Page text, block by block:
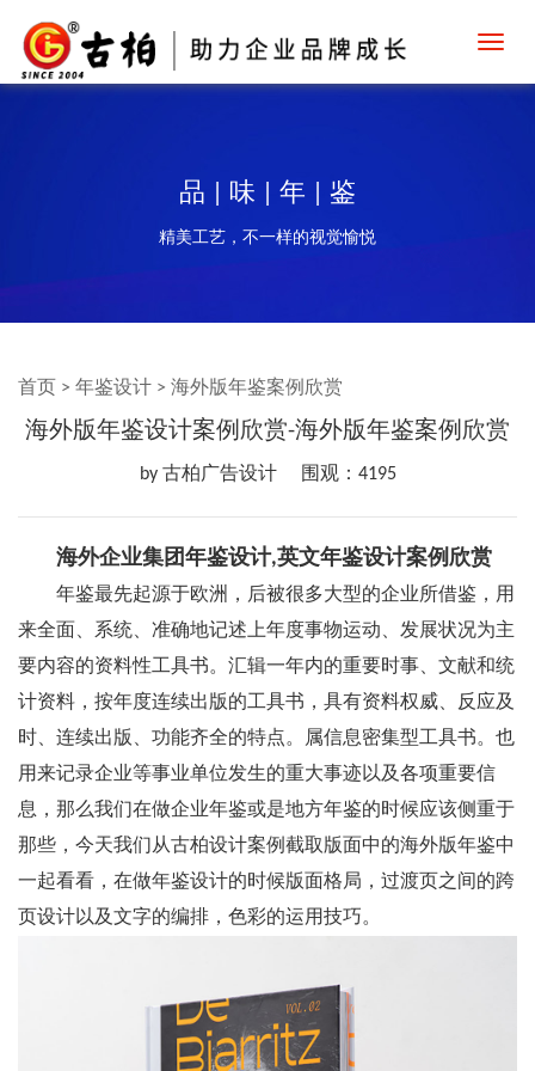
品 | 味 | 年 | 鉴
精美工艺，不一样的视觉愉悦
首页 > 年鉴设计 > 海外版年鉴案例欣赏
海外版年鉴设计案例欣赏-海外版年鉴案例欣赏
by 古柏广告设计 围观：4195
海外企业集团年鉴设计,英文年鉴设计案例欣赏
年鉴最先起源于欧洲，后被很多大型的企业所借鉴，用
来全面、系统、准确地记述上年度事物运动、发展状况为主
要内容的资料性工具书。汇辑一年内的重要时事、文献和统
计资料，按年度连续出版的工具书，具有资料权威、反应及
时、连续出版、功能齐全的特点。属信息密集型工具书。也
用来记录企业等事业单位发生的重大事迹以及各项重要信
息，那么我们在做企业年鉴或是地方年鉴的时候应该侧重于
那些，今天我们从古柏设计案例截取版面中的海外版年鉴中
一起看看，在做年鉴设计的时候版面格局，过渡页之间的跨
页设计以及文字的编排，色彩的运用技巧。